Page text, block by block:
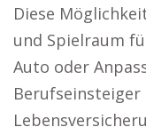
Diese
und Spielraum
Auto oder